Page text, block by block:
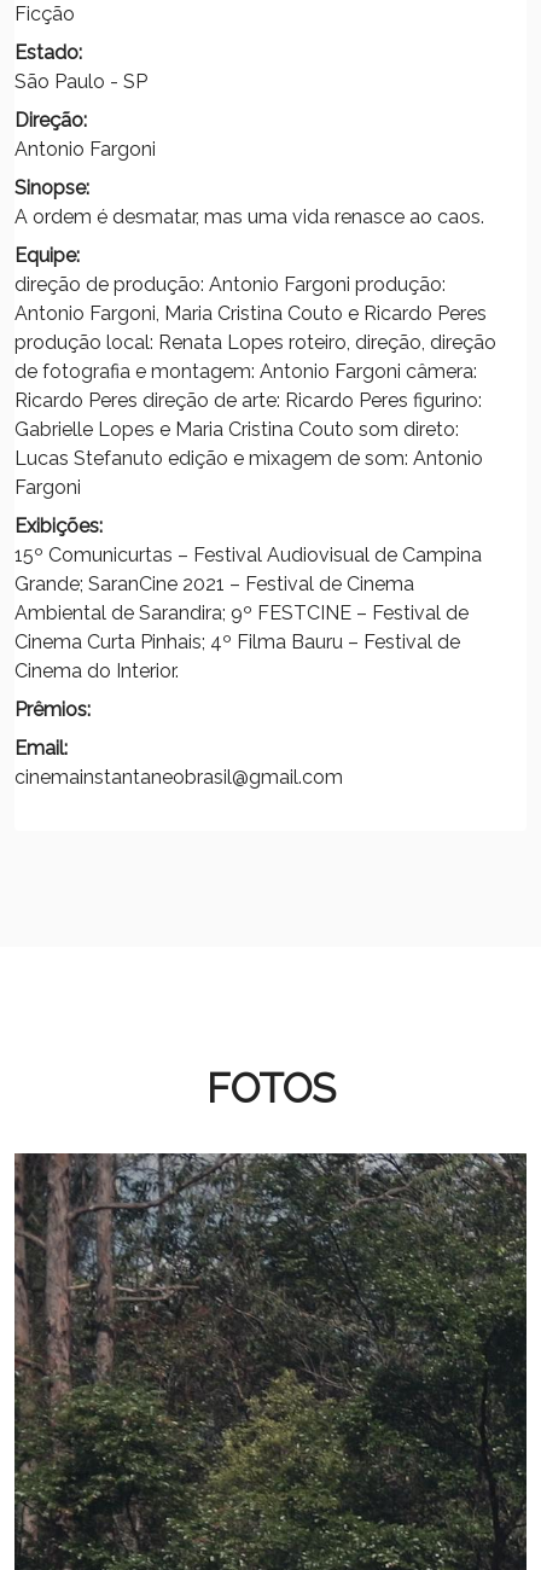
Ficção
Estado:
São Paulo - SP
Direção:
Antonio Fargoni
Sinopse:
A ordem é desmatar, mas uma vida renasce ao caos.
Equipe:
direção de produção: Antonio Fargoni produção:
Antonio Fargoni, Maria Cristina Couto e Ricardo Peres
produção local: Renata Lopes roteiro, direção, direção
de fotografia e montagem: Antonio Fargoni câmera:
Ricardo Peres direção de arte: Ricardo Peres figurino:
Gabrielle Lopes e Maria Cristina Couto som direto:
Lucas Stefanuto edição e mixagem de som: Antonio
Fargoni
Exibições:
15º Comunicurtas – Festival Audiovisual de Campina
Grande; SaranCine 2021 – Festival de Cinema
Ambiental de Sarandira; 9º FESTCINE – Festival de
Cinema Curta Pinhais; 4º Filma Bauru – Festival de
Cinema do Interior.
Prêmios:
Email:
cinemainstantaneobrasil@gmail.com
FOTOS